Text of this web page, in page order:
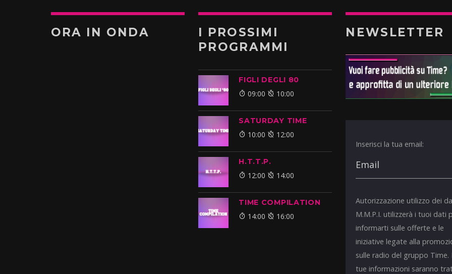
ORA IN ONDA
I PROSSIMI
PROGRAMMI
FIGLI DEGLI 80
09:00 10:00
SATURDAY TIME
10:00 12:00
H.T.T.P.
12:00 14:00
TIME COMPILATION
14:00 16:00
NEWSLETTER
Inserisci la tua email:
Autorizzazione utilizzo dei
M.M.P.I. utilizzerà i tuoi dati
informarti sulle offerte e le
iniziative legate alla
sulle radio del gruppo Time.
tue informazioni saranno